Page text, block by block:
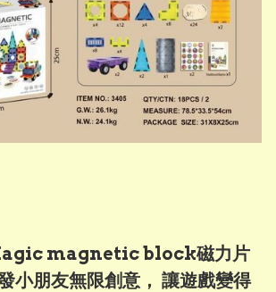
magnetic block磁力片
小朋友無限創意， 讓遊戲變得